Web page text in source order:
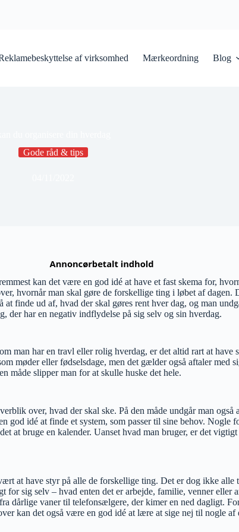
af virksomhed Mærkeordning Blog
Gode råd & tips
kan det være en god idé at have et fast skema for,
hvornår man skal gøre de forskellige ting i løbet af
finde ud af, hvad der skal gøres rent hver dag, og man
der har en negativ indflydelse på sig selv og sin hverdag.
man har en travl eller rolig hverdag, er det altid rart at have
møder eller fødselsdage, men det gælder også aftaler
måde slipper man for at skulle huske det hele.
over, hvad der skal ske. På den måde undgår man
idé at finde et system, som passer til sine behov. Nogle
at bruge en kalender. Uanset hvad man bruger, er det
at have styr på alle de forskellige ting. Det er dog ikke
sig selv – hvad enten det er arbejde, familie, venner
dårlige vaner til telefonsælgere, der kimer en ned dagligt.
kan det også være en god idé at lære at sige nej til nogle